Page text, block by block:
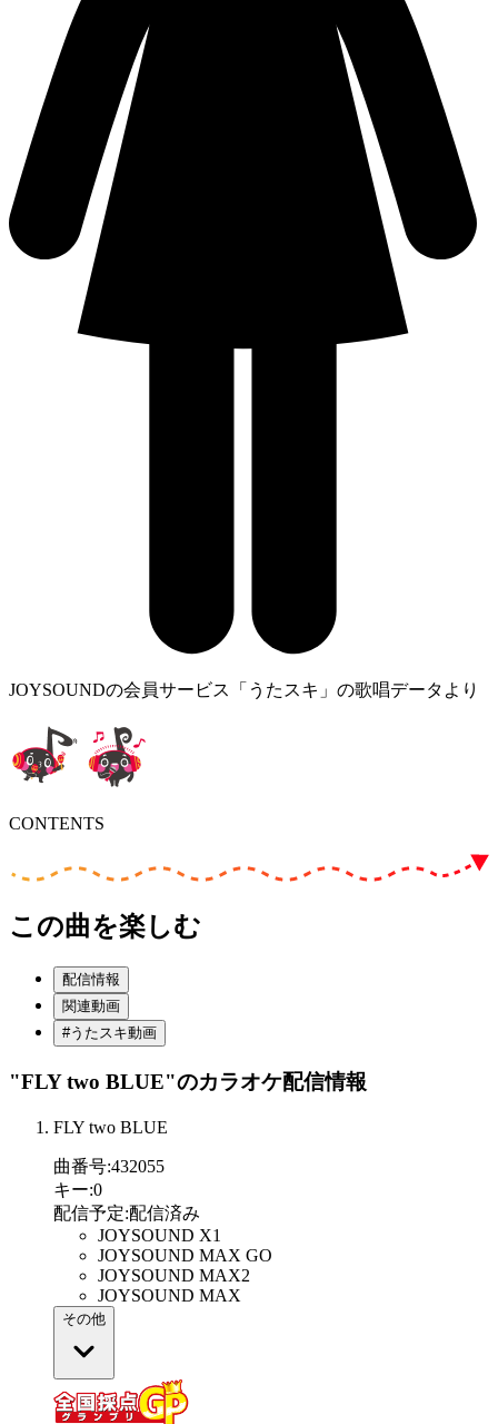
JOYSOUNDの会員サービス「うたスキ」の歌唱データより
CONTENTS
この曲を楽しむ
配信情報
関連動画
#うたスキ動画
"FLY two BLUE"のカラオケ配信情報
FLY two BLUE
曲番号:432055
キー:0
配信予定:配信済み
JOYSOUND X1
JOYSOUND MAX GO
JOYSOUND MAX2
JOYSOUND MAX
その他